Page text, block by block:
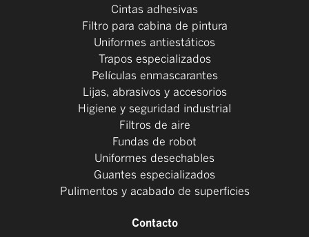
Cintas adhesivas
Filtro para cabina de pintura
Uniformes antiestáticos
Trapos especializados
Películas enmascarantes
Lijas, abrasivos y accesorios
Higiene y seguridad industrial
Filtros de aire
Fundas de robot
Uniformes desechables
Guantes especializados
Pulimentos y acabado de superficies
Contacto